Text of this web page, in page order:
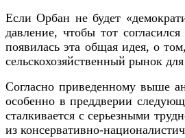
Если Орбан не будет
давление, чтобы тот
появилась эта общая идея, о
сельскохозяйственный рынок
Согласно приведенному выше
особенно в преддверии
сталкивается с серьезными
из консервативно-